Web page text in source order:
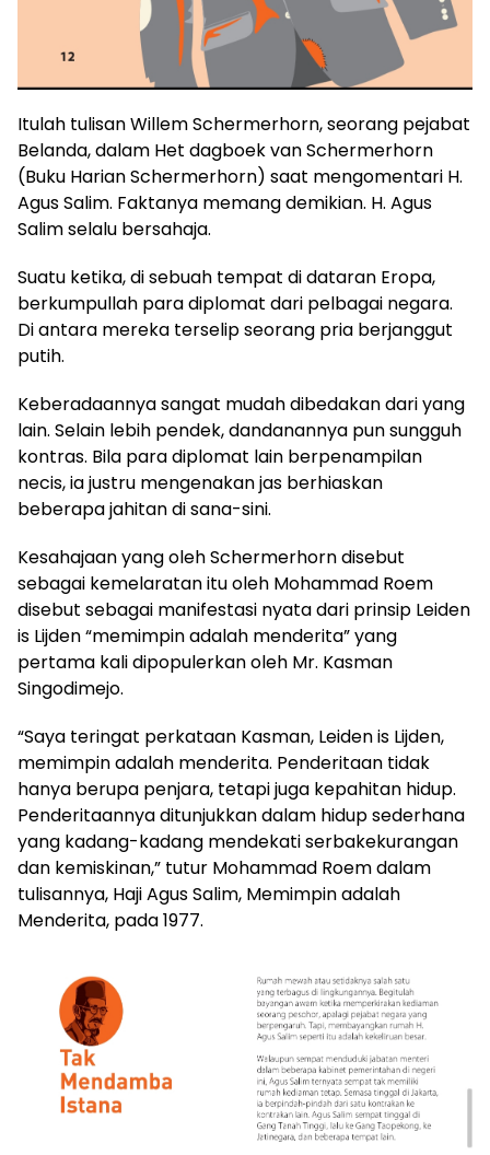
Itulah tulisan Willem Schermerhorn, seorang pejabat
Belanda, dalam Het dagboek van Schermerhorn
(Buku Harian Schermerhorn) saat mengomentari H.
Agus Salim. Faktanya memang demikian. H. Agus
Salim selalu bersahaja.
Suatu ketika, di sebuah tempat di dataran Eropa,
berkumpullah para diplomat dari pelbagai negara.
Di antara mereka terselip seorang pria berjanggut
putih.
Keberadaannya sangat mudah dibedakan dari yang
lain. Selain lebih pendek, dandanannya pun sungguh
kontras. Bila para diplomat lain berpenampilan
necis, ia justru mengenakan jas berhiaskan
beberapa jahitan di sana-sini.
Kesahajaan yang oleh Schermerhorn disebut
sebagai kemelaratan itu oleh Mohammad Roem
disebut sebagai manifestasi nyata dari prinsip Leiden
is Lijden “memimpin adalah menderita” yang
pertama kali dipopulerkan oleh Mr. Kasman
Singodimejo.
“Saya teringat perkataan Kasman, Leiden is Lijden,
memimpin adalah menderita. Penderitaan tidak
hanya berupa penjara, tetapi juga kepahitan hidup.
Penderitaannya ditunjukkan dalam hidup sederhana
yang kadang-kadang mendekati serbakekurangan
dan kemiskinan,” tutur Mohammad Roem dalam
tulisannya, Haji Agus Salim, Memimpin adalah
Menderita, pada 1977.